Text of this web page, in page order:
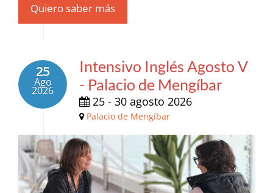
Quiero saber más
25
Ago
2026
Intensivo Inglés Agosto V
- Palacio de Mengíbar
25 - 30 agosto 2026
Palacio de Mengíbar